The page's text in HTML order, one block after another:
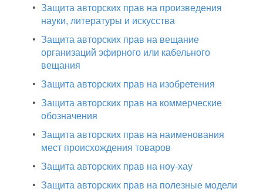
• Защита авторских прав на произведения
науки, литературы и искусства
• Защита авторских прав на вещание
организаций эфирного или кабельного
вещания
• Защита авторских прав на изобретения
• Защита авторских прав на коммерческие
обозначения
• Защита авторских прав на наименования
мест происхождения товаров
• Защита авторских прав на ноу-хау
• Защита авторских прав на полезные модели